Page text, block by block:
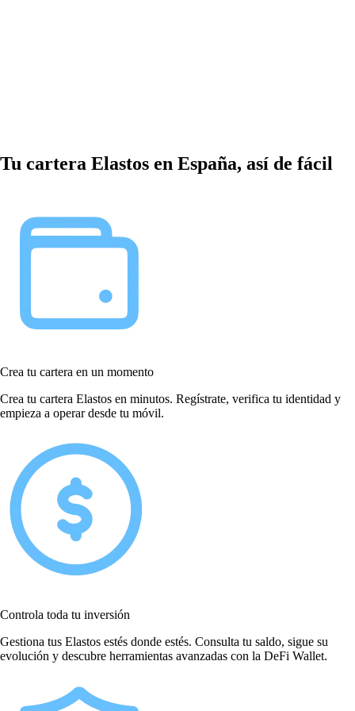
Tu cartera Elastos en España, así de fácil
Crea tu cartera en un momento
Crea tu cartera Elastos en minutos. Regístrate, verifica tu identidad y
empieza a operar desde tu móvil.
Controla toda tu inversión
Gestiona tus Elastos estés donde estés. Consulta tu saldo, sigue su
evolución y descubre herramientas avanzadas con la DeFi Wallet.